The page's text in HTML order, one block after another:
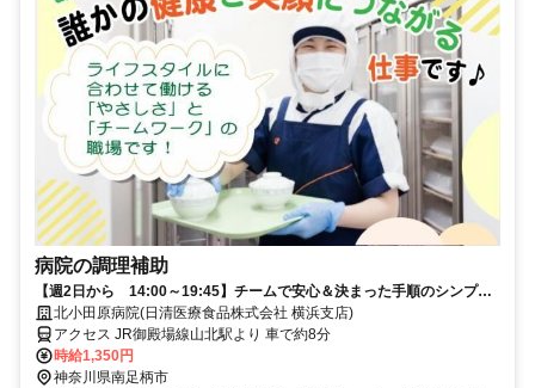
病院の調理補助
【週2日から 14:00～19:45】チームで安心＆決まった手順のシンプル
なお仕事♪
北小田原病院(日清医療食品株式会社 横浜支店)
アクセス JR御殿場線山北駅より 車で約8分
時給1,350円
神奈川県南足柄市